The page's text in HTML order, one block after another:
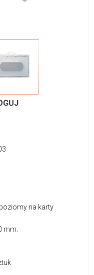
na karty
mm.